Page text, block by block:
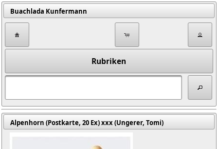
Buachlada Kunfermann
Rubriken
Alpenhorn (Postkarte, 20 Ex) xxx (Ungerer, Tomi)